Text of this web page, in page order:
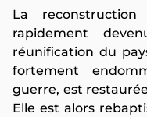
La
rapidement
réunification du
fortement
guerre, est
Elle est alors